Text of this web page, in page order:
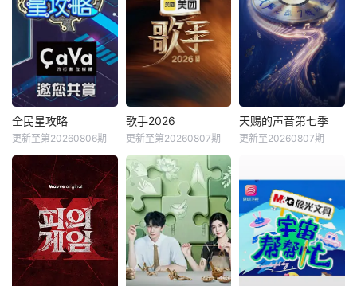
全民星攻略
更新至第20260806期
歌手2026
更新至第20260807期
天赐的声音第七季
更新至20260807期